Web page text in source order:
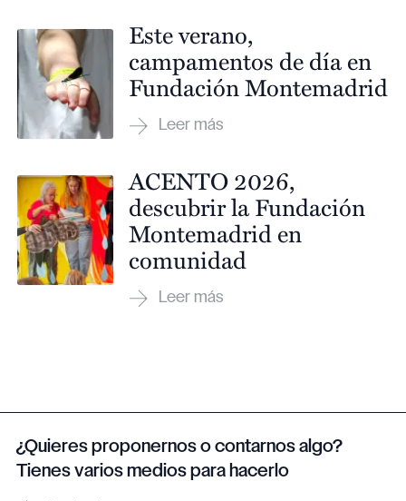
Este verano,
campamentos de día en
Fundación Montemadrid
ACENTO 2026,
descubrir la Fundación
Montemadrid en
comunidad
¿Quieres proponernos o contarnos algo?
Tienes varios medios para hacerlo